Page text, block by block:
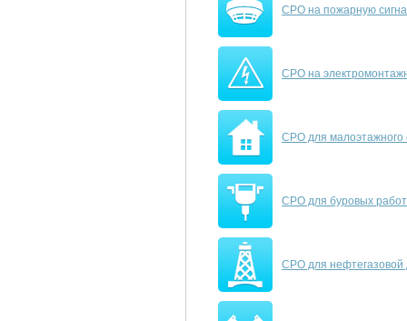
СРО на пожарную
СРО на
СРО для малоэтажного
СРО для буровых работ
СРО для нефтегазовой